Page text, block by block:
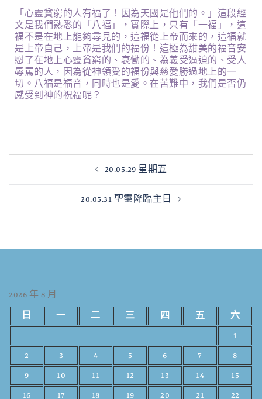
「心靈貧窮的人有福了！因為天國是他們的。」這段經
文是我們熟悉的「八福」，實際上，只有「一福」，這
福不是在地上能夠尋見的，這福從上帝而來的，這福就
是上帝自己，上帝是我們的福份！這極為甜美的福音安
慰了在地上心靈貧窮的、哀慟的、為義受逼迫的、受人
辱罵的人，因為從神領受的福份與慈愛勝過地上的一
切。八福是福音，同時也是愛。在苦難中，我們是否仍
感受到神的祝福呢？
20.05.29 星期五
20.05.31 聖靈降臨主日
2026 年 8 月
日 一 二 三 四 五 六
1
2 3 4 5 6 7 8
9 10 11 12 13 14 15
16 17 18 19 20 21 22